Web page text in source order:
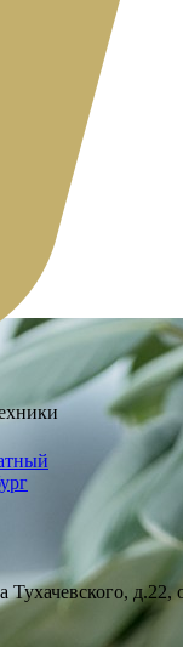
Тухачевского,